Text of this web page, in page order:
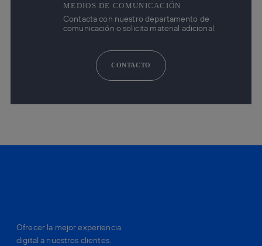
MEDIOS DE COMUNICACIÓN
Contacta con nuestro departamento de
comunicación o solicita material adicional.
CONTACTO
Ofrecer la mejor experiencia
digital a nuestros clientes.